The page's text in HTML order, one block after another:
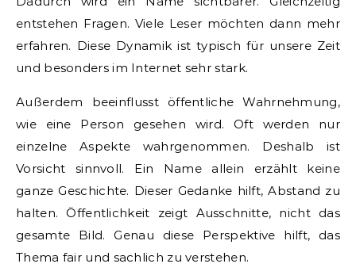
entstehen Fragen. Viele Leser möchten dann mehr
erfahren. Diese Dynamik ist typisch für unsere Zeit
und besonders im Internet sehr stark.
Außerdem beeinflusst öffentliche Wahrnehmung,
wie eine Person gesehen wird. Oft werden nur
einzelne Aspekte wahrgenommen. Deshalb ist
Vorsicht sinnvoll. Ein Name allein erzählt keine
ganze Geschichte. Dieser Gedanke hilft, Abstand zu
halten. Öffentlichkeit zeigt Ausschnitte, nicht das
gesamte Bild. Genau diese Perspektive hilft, das
Thema fair und sachlich zu verstehen.